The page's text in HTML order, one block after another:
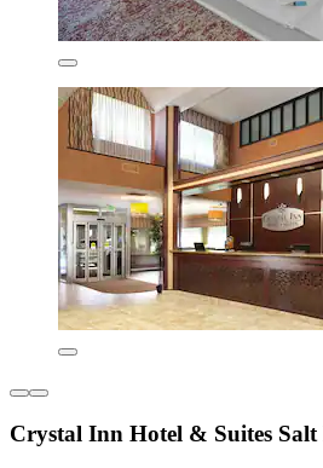
Crystal Inn Hotel & Suites